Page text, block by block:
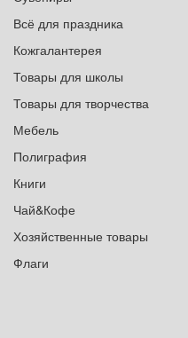
Всё для праздника
Кожгалантерея
Товары для школы
Товары для творчества
Мебель
Полиграфия
Книги
Чай&Кофе
Хозяйственные товары
Флаги